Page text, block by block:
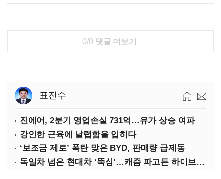
0/0 댓글 더보기
표진수
진에어, 2분기 영업손실 731억…유가 상승 여파
강인한 근육에 날렵함을 입히다
‘보조금 제로’ 폭탄 맞은 BYD, 판매량 급제동
독일차 넘은 현대차 ‘뚝심’…캐즘 파고든 하이브리드 역전극